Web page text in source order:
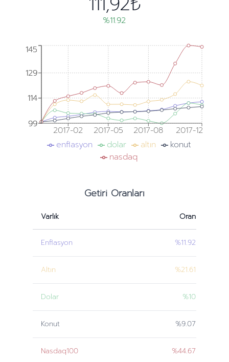
%11.92
2017-02 2017-05 2017-08 2017-12
99
114
129
145
99
114
129
145
enflasyon dolar altın
konut
nasdaq
Getiri Oranları
Varlık Oran
Enflasyon %11.92
Altın %21.61
Dolar %10
Konut %9.07
Nasdaq100 %44.67